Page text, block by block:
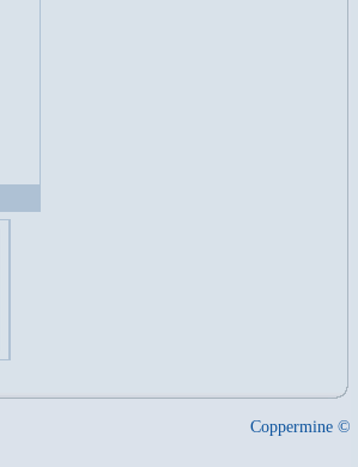
Coppermine ©